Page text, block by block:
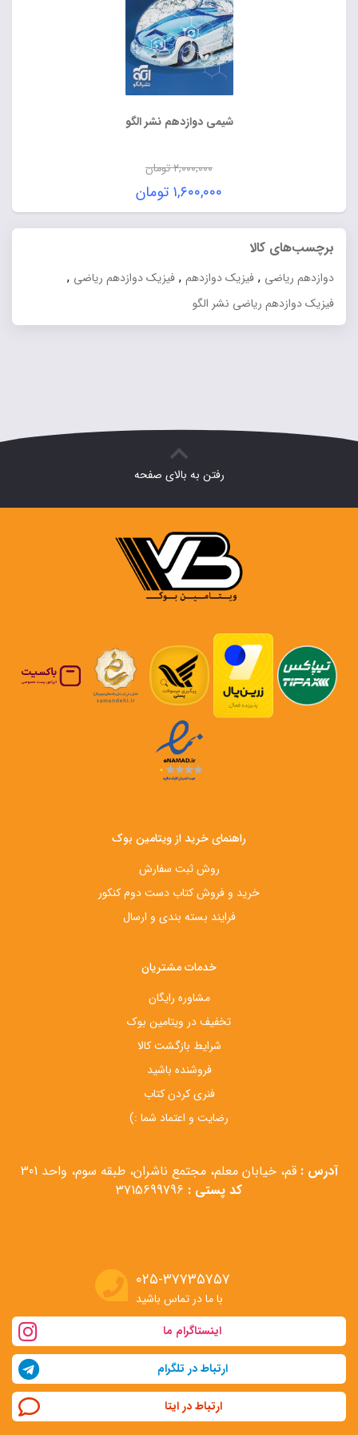
شیمی دوازدهم نشر الگو
۲,۰۰۰,۰۰۰تومان
قیمت
اصلی:
۲,۰۰۰,۰۰۰ تومان
۱,۶۰۰,۰۰۰ تومان
قیمت
فعلی:
برچسب‌های کالا
دوازدهم ریاضی , فیزیک دوازدهم , فیزیک دوازدهم ریاضی ,
فیزیک دوازدهم ریاضی نشر الگو
رفتن به بالای صفحه
راهنمای خرید از ویتامین بوک
روش ثبت سفارش
خرید و فروش کتاب دست‌ دوم کنکور
فرایند بسته بندی و ارسال
خدمات مشتریان
مشاوره رایگان
تخفیف در ویتامین بوک
شرایط بازگشت کالا
فروشنده باشید
فنری کردن کتاب
رضایت و اعتماد شما :)
آدرس : قم، خیابان معلم، مجتمع ناشران، طبقه سوم، واحد 301
کد پستی :
۰۲۵-۳۷۷۳۵۷۵۷
با ما در تماس باشید
اینستاگرام ما
ارتباط در تلگرام
ارتباط در ایتا